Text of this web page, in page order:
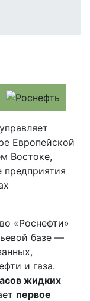
Европейской
Востоке,
предприятия
«Роснефти»
базе —
и газа.
жидких
первое